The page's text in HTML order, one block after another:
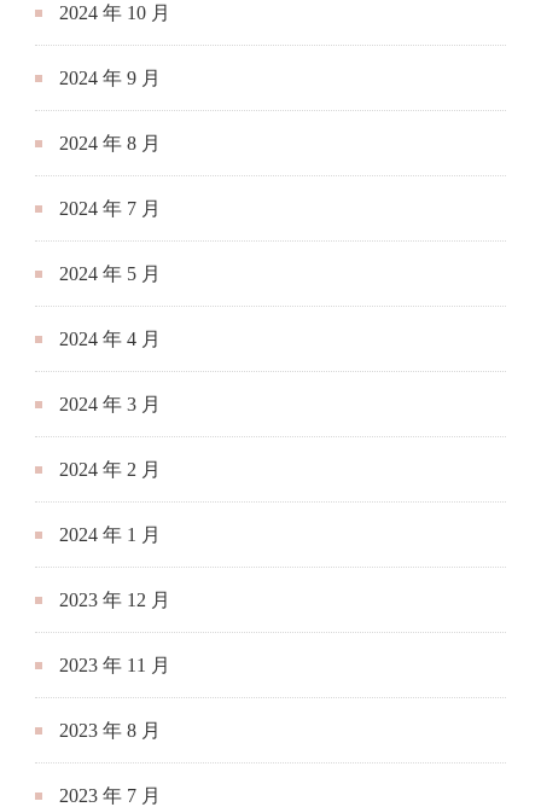
2024 年 10 月
2024 年 9 月
2024 年 8 月
2024 年 7 月
2024 年 5 月
2024 年 4 月
2024 年 3 月
2024 年 2 月
2024 年 1 月
2023 年 12 月
2023 年 11 月
2023 年 8 月
2023 年 7 月